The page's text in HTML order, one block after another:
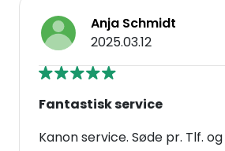
Anja Schmidt
2025.03.12
Fantastisk service
Kanon service. Søde pr. Tlf.